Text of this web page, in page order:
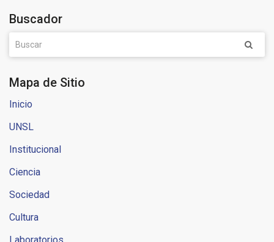
Buscador
Mapa de Sitio
Inicio
UNSL
Institucional
Ciencia
Sociedad
Cultura